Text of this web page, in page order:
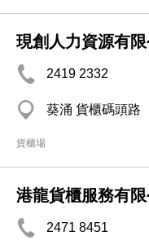
現創人力資源有限
2419 2332
葵涌 貨櫃碼頭路
貨櫃場
港龍貨櫃服務有限
2471 8451